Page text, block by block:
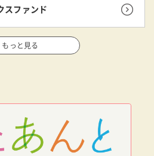
スファンド
もっと見る